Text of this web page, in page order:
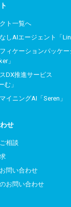
ト一覧へ
しAIエージェント「
ィケーションパッケー
」
DX推進サービス
む」
イニングAI「Seren」
せ
相談
問い合わせ
お問い合わせ